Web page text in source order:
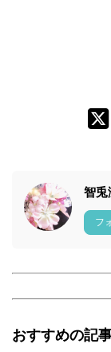
智兎
フ
おすすめの記